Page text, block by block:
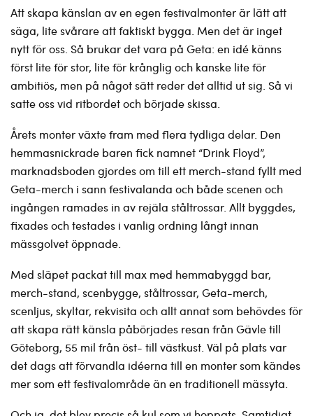
Att skapa känslan av en egen festivalmonter är lätt att
säga, lite svårare att faktiskt bygga. Men det är inget
nytt för oss. Så brukar det vara på Geta: en idé känns
först lite för stor, lite för krånglig och kanske lite för
ambitiös, men på något sätt reder det alltid ut sig. Så vi
satte oss vid ritbordet och började skissa.
Årets monter växte fram med flera tydliga delar. Den
hemmasnickrade baren fick namnet “Drink Floyd”,
marknadsboden gjordes om till ett merch-stand fyllt med
Geta-merch i sann festivalanda och både scenen och
ingången ramades in av rejäla ståltrossar. Allt byggdes,
fixades och testades i vanlig ordning långt innan
mässgolvet öppnade.
Med släpet packat till max med hemmabyggd bar,
merch-stand, scenbygge, ståltrossar, Geta-merch,
scenljus, skyltar, rekvisita och allt annat som behövdes för
att skapa rätt känsla påbörjades resan från Gävle till
Göteborg, 55 mil från öst- till västkust. Väl på plats var
det dags att förvandla idéerna till en monter som kändes
mer som ett festivalområde än en traditionell mässyta.